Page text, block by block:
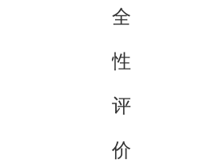
全
性
评
价